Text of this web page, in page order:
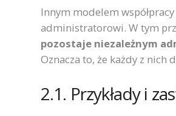
Innym modelem
administratorowi. W tym
pozostaje niezależnym
Oznacza to, że każdy z
2.1. Przykłady i